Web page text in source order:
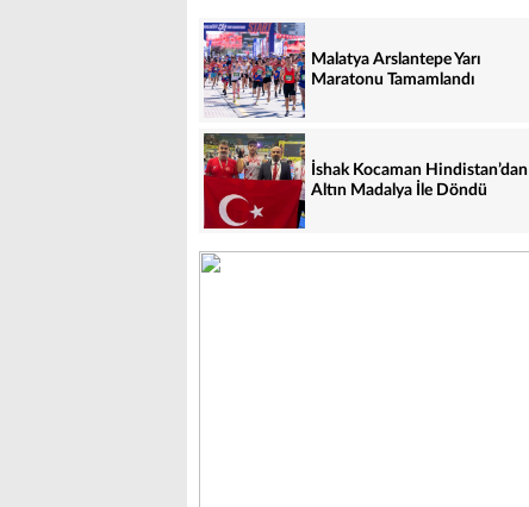
Malatya Arslantepe Yarı
Maratonu Tamamlandı
İshak Kocaman Hindistan’dan
Altın Madalya İle Döndü